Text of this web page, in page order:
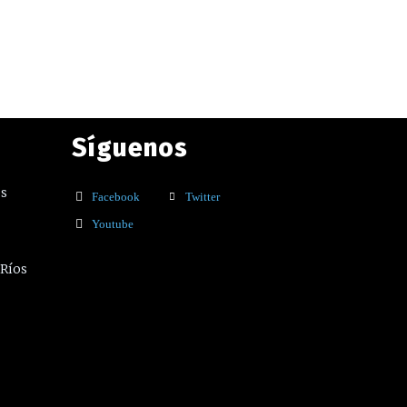
Síguenos
Facebook
Twitter
Youtube